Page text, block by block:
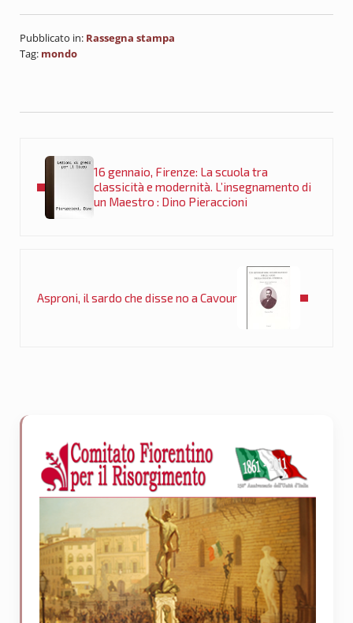
Pubblicato in: Rassegna stampa
Tag: mondo
16 gennaio, Firenze: La scuola tra
classicità e modernità. L’insegnamento di
un Maestro : Dino Pieraccioni
Asproni, il sardo che disse no a Cavour
Sidebar